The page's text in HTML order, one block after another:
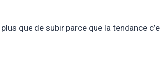
que de subir parce que la tendance